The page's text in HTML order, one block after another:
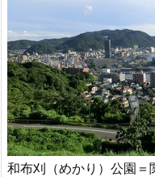
和布刈（めかり）公園＝